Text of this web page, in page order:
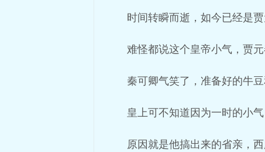
时间转瞬而逝，如今已经是
难怪都说这个皇帝小气，贾
秦可卿气笑了，准备好的牛
皇上可不知道因为一时的小
原因就是他搞出来的省亲，